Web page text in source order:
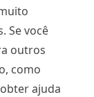
Se você
outros
como
obter ajuda